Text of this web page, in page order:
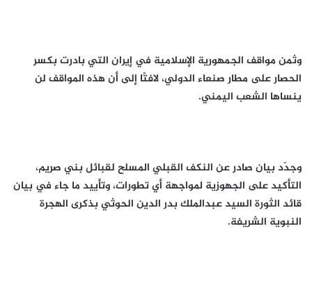
وثمن مواقف الجمهورية الإسلامية في إيران التي بادرت بكسر
الحصار على مطار صنعاء الدولي، لافتًا إلى أن هذه المواقف لن
ينساها الشعب اليمني.
وجدّد بيان صادر عن النكف القبلي المسلح لقبائل بني صريم،
التأكيد على الجهوزية لمواجهة أي تطورات، وتأييد ما جاء في بيان
قائد الثورة السيد عبدالملك بدر الدين الحوثي بذكرى الهجرة
النبوية الشريفة.